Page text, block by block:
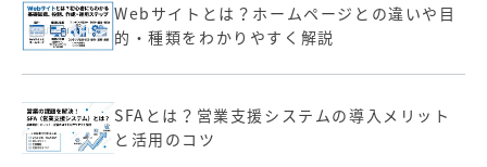
Webサイトとは？ホームページとの違いや目
的・種類をわかりやすく解説
SFAとは？営業支援システムの導入メリット
と活用のコツ